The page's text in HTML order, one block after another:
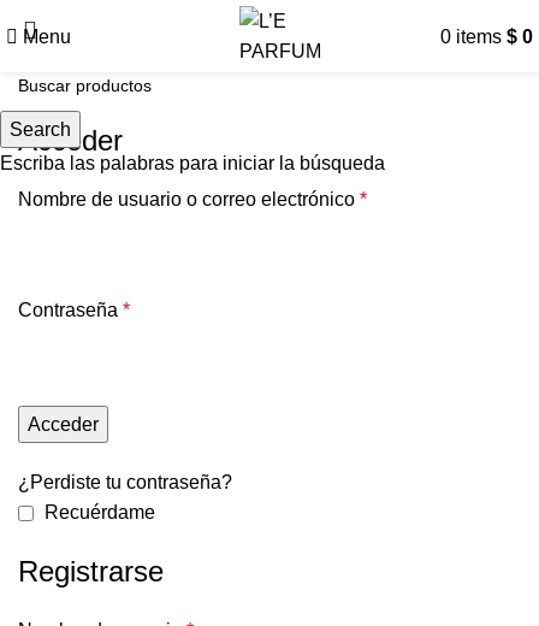
Menu 0 items $ 0
Acceder
Nombre de usuario o correo electrónico *
Contraseña *
Acceder
¿Perdiste tu contraseña?
Recuérdame
Registrarse
Search
Escriba las palabras para iniciar la búsqueda